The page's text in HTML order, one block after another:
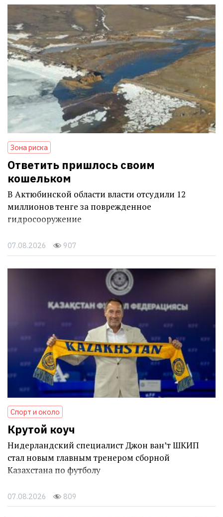
Зона риска
Ответить пришлось своим
кошельком
В Актюбинской области власти отсудили 12
миллионов тенге за поврежденное
гидросооружение
07.08.2026 907
Спорт и около
Крутой коуч
Нидерландский специалист Джон ван’т ШКИП
стал новым главным тренером сборной
Казахстана по футболу
07.08.2026 809